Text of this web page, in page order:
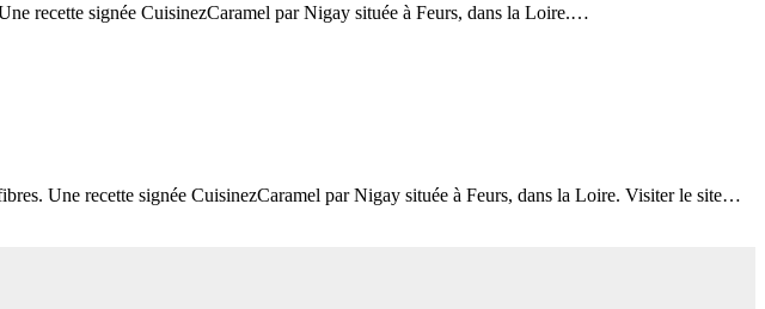
recette signée CuisinezCaramel par Nigay située à Feurs, dans la Loire.…
Une recette signée CuisinezCaramel par Nigay située à Feurs, dans la Loire. Visiter le site…